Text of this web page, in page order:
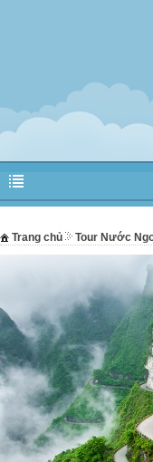
Trang chủ Tour Nước